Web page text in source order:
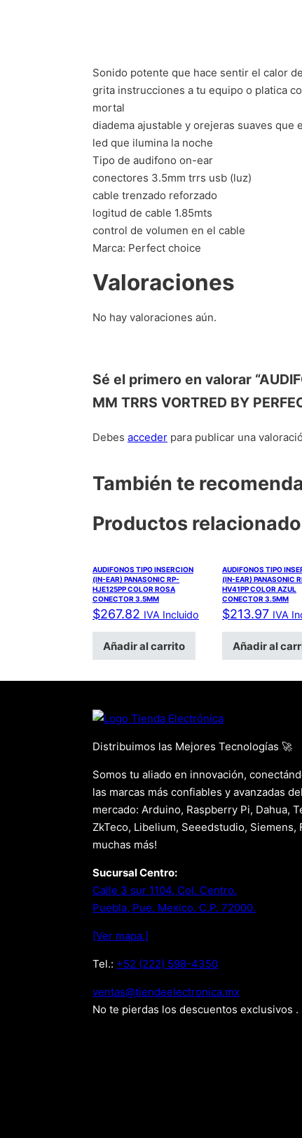
Sonido potente que hace sentir el calor
grita instrucciones a tu equipo o platica
mortal
diadema ajustable y orejeras suaves
led que ilumina la noche
Tipo de audifono on-ear
conectores 3.5mm trrs usb (luz)
cable trenzado reforzado
logitud de cable 1.85mts
control de volumen en el cable
Marca: Perfect choice
Valoraciones
No hay valoraciones aún.
Sé el primero en valorar
MM TRRS VORTRED BY
Debes acceder para publicar una
También te
Productos
AUDIFONOS TIPO INSERCION
(IN-EAR) PANASONIC RP-
HJE125PP COLOR ROSA
CONECTOR 3.5MM
$267.82 IVA Incluido
Añadir al carrito
AUDIFONOS TIPO
(IN-EAR) PANASONIC
HV41PP COLOR AZUL
CONECTOR 3.5MM
$213.97 IVA
Añadir al
Distribuimos las Mejores Tecnologías 🚀
Somos tu aliado en innovación,
las marcas más confiables y avanzadas del
mercado: Arduino, Raspberry Pi, Dahua,
ZkTeco, Libelium, Seeedstudio, Siemens,
muchas más!
Sucursal Centro:
Calle 3 sur 1104, Col. Centro.
Puebla, Pue. Mexico. C.P. 72000.
[Ver mapa.]
Tel.: +52 (222) 598-4350
xm.acinortceleedneit@satnev
No te pierdas los descuentos exclusivos .